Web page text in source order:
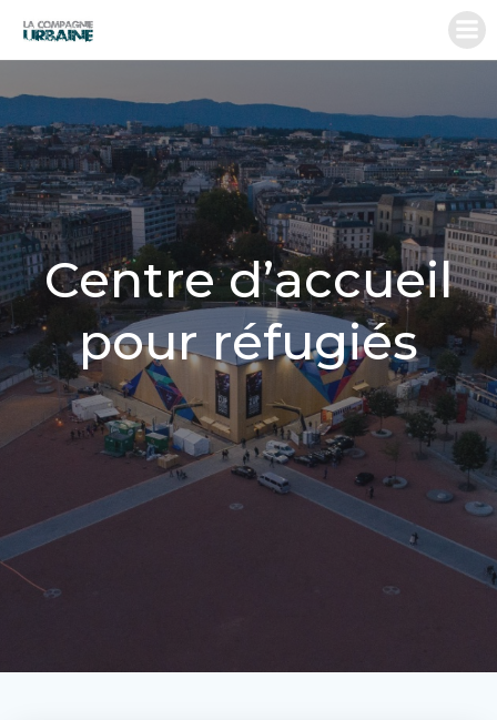
contenu
Centre d’accueil
pour réfugiés